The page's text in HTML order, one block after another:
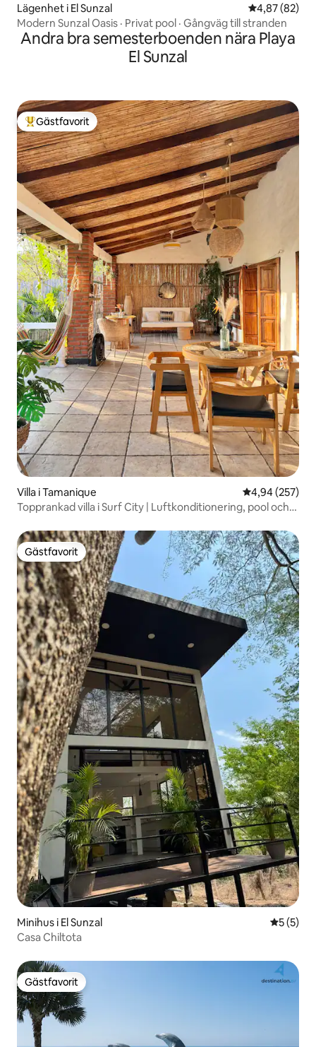
Lägenhet i El Sunzal 4,87 av 5 i
4,87 (82)
Modern Sunzal Oasis · Privat pool · Gångväg till stranden
Andra bra semesterboenden nära Playa
El Sunzal
Populär gästfavorit
Gästfavorit
Villa i Tamanique 4,94 av 5 i
4,94 (257)
Topprankad villa i Surf City | Luftkonditionering, pool och
Gästfavorit
Gästfavorit
Minihus i El Sunzal 5 av 5 i
5 (5)
Casa Chiltota
Gästfavorit
Gästfavorit